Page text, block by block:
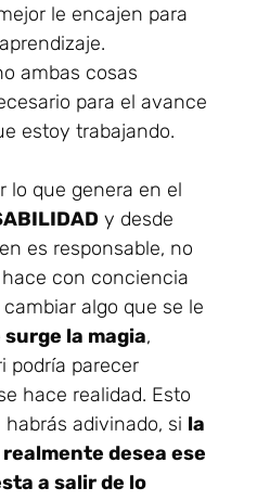
le encajen para
ambas cosas
para el avance
estoy trabajando.
lo que genera en el
y desde
es responsable, no
con conciencia
algo que se le
la magia,
podría parecer
hace realidad. Esto
adivinado, si la
desea ese
a salir de lo